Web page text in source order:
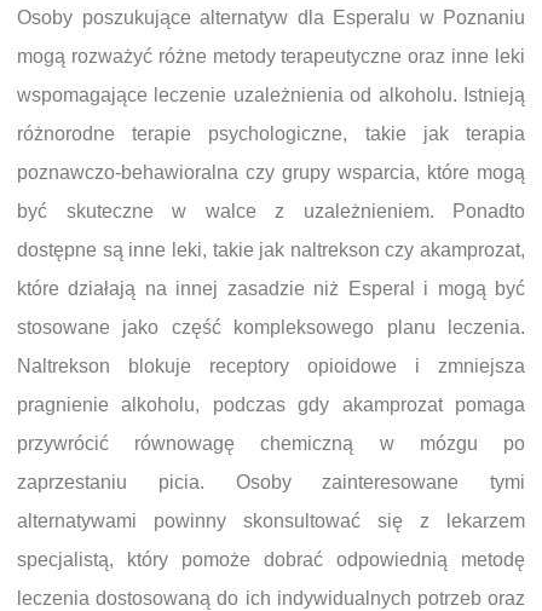
Osoby poszukujące alternatyw dla Esperalu w Poznaniu
mogą rozważyć różne metody terapeutyczne oraz inne leki
wspomagające leczenie uzależnienia od alkoholu. Istnieją
różnorodne terapie psychologiczne, takie jak terapia
poznawczo-behawioralna czy grupy wsparcia, które mogą
być skuteczne w walce z uzależnieniem. Ponadto
dostępne są inne leki, takie jak naltrekson czy akamprozat,
które działają na innej zasadzie niż Esperal i mogą być
stosowane jako część kompleksowego planu leczenia.
Naltrekson blokuje receptory opioidowe i zmniejsza
pragnienie alkoholu, podczas gdy akamprozat pomaga
przywrócić równowagę chemiczną w mózgu po
zaprzestaniu picia. Osoby zainteresowane tymi
alternatywami powinny skonsultować się z lekarzem
specjalistą, który pomoże dobrać odpowiednią metodę
leczenia dostosowaną do ich indywidualnych potrzeb oraz